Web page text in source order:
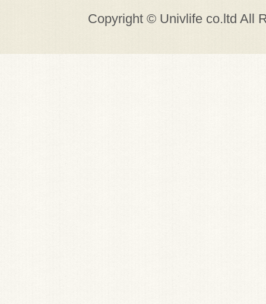
Copyright © Univlife co.ltd All